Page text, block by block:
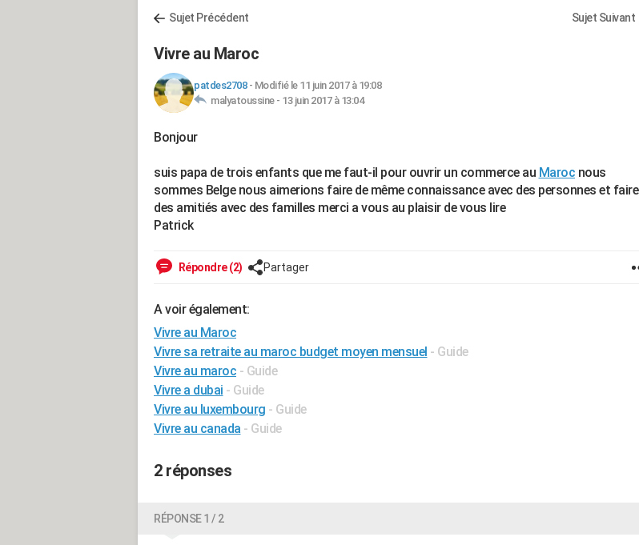
Sujet Précédent Sujet Suivant
Vivre au Maroc
patdes2708- Modifié le 11 juin 2017 à 19:08
malyatoussine - 13 juin 2017 à 13:04
Bonjour
suis papa de trois enfants que me faut-il pour ouvrir un commerce au Maroc nous
sommes Belge nous aimerions faire de même connaissance avec des personnes et faire
des amitiés avec des familles merci a vous au plaisir de vous lire
Patrick
Répondre (2) Partager
A voir également:
Vivre au Maroc
Vivre sa retraite au maroc budget moyen mensuel - Guide
Vivre au maroc - Guide
Vivre a dubai - Guide
Vivre au luxembourg - Guide
Vivre au canada - Guide
2 réponses
RÉPONSE 1 / 2